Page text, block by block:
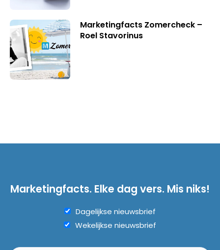
Marketingfacts Zomercheck –
Roel Stavorinus
Marketingfacts. Elke dag vers. Mis niks!
Dagelijkse nieuwsbrief
Wekelijkse nieuwsbrief